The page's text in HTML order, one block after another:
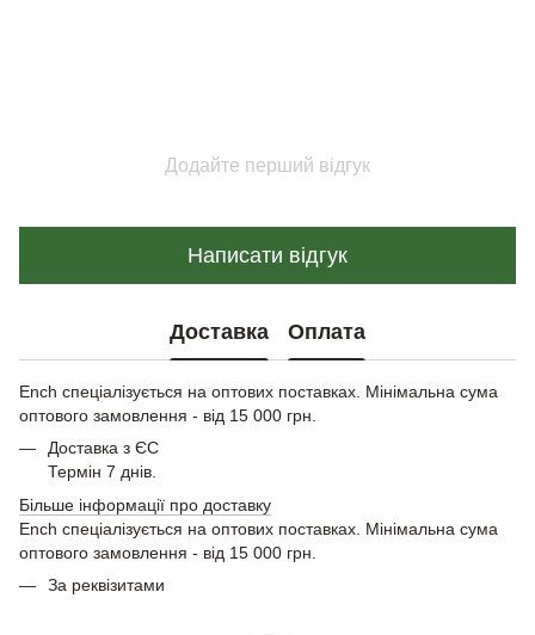
Додайте перший відгук
Написати відгук
Доставка Оплата
Ench спеціалізується на оптових поставках. Мінімальна сума
оптового замовлення - від 15 000 грн.
Доставка з ЄС
Термін 7 днів.
Більше інформації про доставку
Ench спеціалізується на оптових поставках. Мінімальна сума
оптового замовлення - від 15 000 грн.
За реквізитами